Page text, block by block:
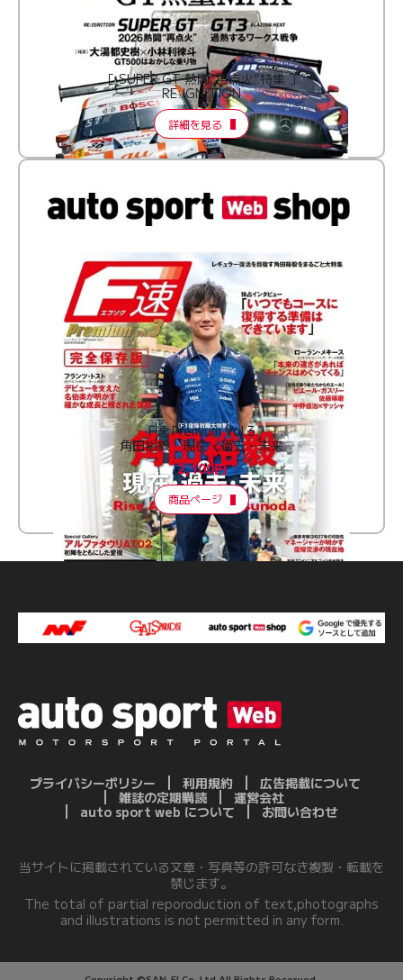
［ SUPER GT 熱闘“再点火”特集 ］
RE:IGNITION
詳細を見る
F速 Premium Vol.3
角田裕毅 現在・過去・未来
2,100円
商品ページ
プライバシーポリシー 利用規約
広告掲載について
雑誌の定期購読
運営会社
auto sport web について
お問い合わせ
当サイトに掲載されている文章・写真等の許可なき複製・転載を
禁じます。
The total of partial reporoduction of text,photographs
and illustrations is not permitted in any form.